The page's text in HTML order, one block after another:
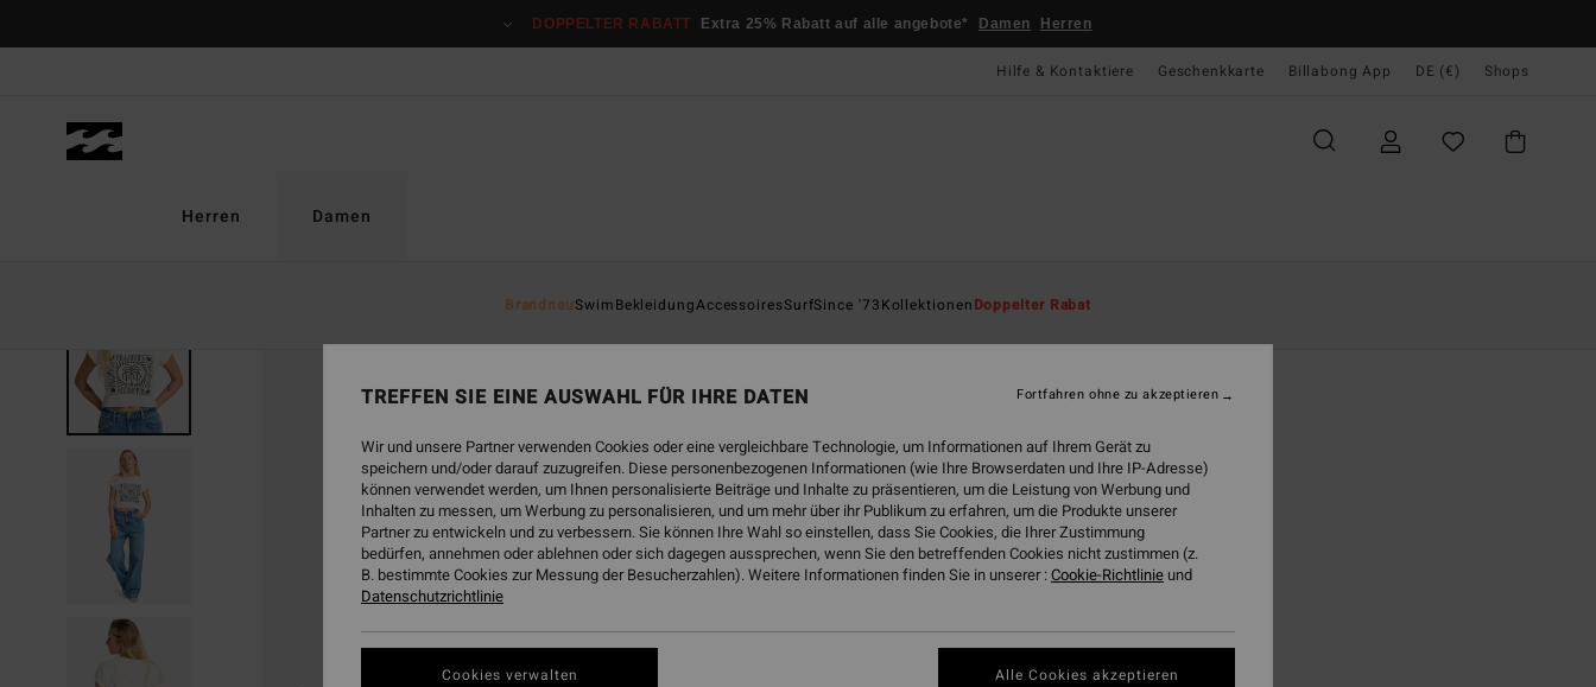
DOPPELTER RABATT Extra 25% Rabatt auf alle angebote* Damen Herren
Hilfe & Kontaktiere Geschenkkarte Billabong App DE (€) Shops
Herren Damen
BrandneuSwimBekleidungAccessoiresSurfSince '73KollektionenDoppelter Rabat
Sun Lovers
25,95 €
DOPPELTER RABATT EXTRA 25%
FarbeSalt Crystal
TREFFEN SIE EINE AUSWAHL FÜR IHRE DATEN
Wir und unsere Partner verwenden Cookies oder eine vergleichbare Technologie, um Informationen auf Ihrem Gerät zu
speichern und/oder darauf zuzugreifen. Diese personenbezogenen Informationen (wie Ihre Browserdaten und Ihre IP-Adresse)
können verwendet werden, um Ihnen personalisierte Beiträge und Inhalte zu präsentieren, um die Leistung von Werbung und
Inhalten zu messen, um Werbung zu personalisieren, und um mehr über ihr Publikum zu erfahren, um die Produkte unserer
Partner zu entwickeln und zu verbessern. Sie können Ihre Wahl so einstellen, dass Sie Cookies, die Ihrer Zustimmung
bedürfen, annehmen oder ablehnen oder sich dagegen aussprechen, wenn Sie den betreffenden Cookies nicht zustimmen (z.
B. bestimmte Cookies zur Messung der Besucherzahlen). Weitere Informationen finden Sie in unserer :Cookie-Richtlinie und
Datenschutzrichtlinie
Cookies verwalten
Fortfahren ohne zu akzeptieren
Alle Cookies akzeptieren